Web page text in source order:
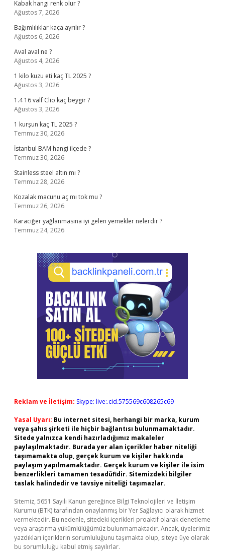
Kabak hangi renk olur ?
Ağustos 7, 2026
Bağımlılıklar kaça ayrılır ?
Ağustos 6, 2026
Aval aval ne ?
Ağustos 4, 2026
1 kilo kuzu eti kaç TL 2025 ?
Ağustos 3, 2026
1.4 16 valf Clio kaç beygir ?
Ağustos 3, 2026
1 kurşun kaç TL 2025 ?
Temmuz 30, 2026
İstanbul BAM hangi ilçede ?
Temmuz 30, 2026
Stainless steel altın mı ?
Temmuz 28, 2026
Kozalak macunu aç mı tok mu ?
Temmuz 26, 2026
Karaciğer yağlanmasına iyi gelen yemekler nelerdir ?
Temmuz 24, 2026
Reklam ve İletişim: Skype: live:.cid.575569c608265c69
Yasal Uyarı: Bu internet sitesi, herhangi bir marka, kurum
veya şahıs şirketi ile hiçbir bağlantısı bulunmamaktadır.
Sitede yalnızca kendi hazırladığımız makaleler
paylaşılmaktadır. Burada yer alan içerikler haber niteliği
taşımamakta olup, gerçek kurum ve kişiler hakkında
paylaşım yapılmamaktadır. Gerçek kurum ve kişiler ile isim
benzerlikleri tamamen tesadüfidir. Sitemizdeki bilgiler
taslak halindedir ve tavsiye niteliği taşımazlar.
Sitemiz, 5651 Sayılı Kanun gereğince Bilgi Teknolojileri ve İletişim
Kurumu (BTK) tarafından onaylanmış bir Yer Sağlayıcı olarak hizmet
vermektedir. Bu nedenle, sitedeki içerikleri proaktif olarak denetleme
veya araştırma yükümlülüğümüz bulunmamaktadır. Ancak, üyelerimiz
yazdıkları içeriklerin sorumluluğunu taşımakta olup, siteye üye olarak
bu sorumluluğu kabul etmiş sayılırlar.